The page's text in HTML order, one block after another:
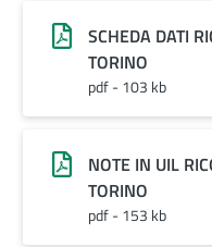
SCHEDA DATI
TORINO
pdf - 103 kb
NOTE IN UIL
TORINO
pdf - 153 kb